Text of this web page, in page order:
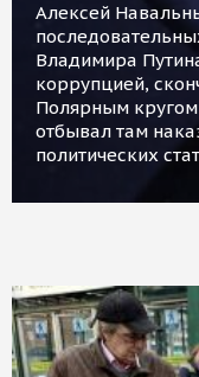
Алексей
Владимира
коррупцией,
Полярным
отбывал там
политических